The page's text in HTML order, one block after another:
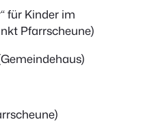
für Kinder im
Pfarrscheune)